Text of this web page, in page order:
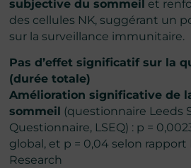
subjective du sommeil et
des cellules NK, suggérant un
sur la surveillance immunitaire.
Pas d’effet significatif sur la
(durée totale)
Amélioration significative de
sommeil (questionnaire Leeds
Questionnaire, LSEQ) : p =
global, et p = 0,04 selon
Research